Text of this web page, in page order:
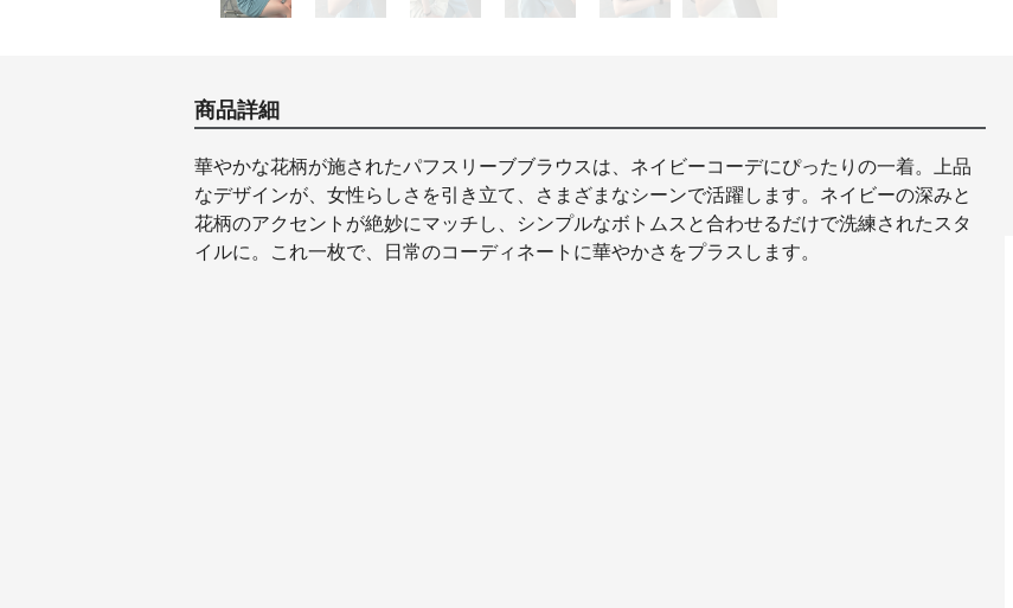
商品詳細
華やかな花柄が施されたパフスリーブブラウスは、ネイビーコーデにぴったりの一着。上品
なデザインが、女性らしさを引き立て、さまざまなシーンで活躍します。ネイビーの深みと
花柄のアクセントが絶妙にマッチし、シンプルなボトムスと合わせるだけで洗練されたスタ
イルに。これ一枚で、日常のコーディネートに華やかさをプラスします。